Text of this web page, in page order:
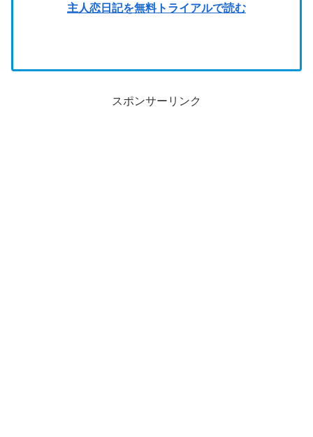
主人恋日記を無料トライアルで読む
スポンサーリンク